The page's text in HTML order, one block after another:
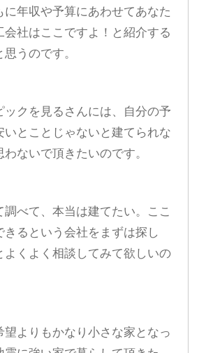
に年収や予算にあわせてあなた
会社はここですよ！と紹介する
うのです。
ックを見るさんには、自分の予
いとことじゃないと建てられな
ないで頂きたいのです。
調べて、本当は建てたい。ここ
きるという会社をまずは探し
よくよく相談してみて欲しいの
望よりもかなり小さな家となっ